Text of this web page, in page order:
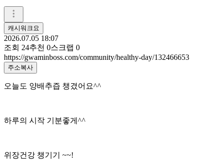
캐시워크요
2026.07.05 18:07
조회 24추천 0스크랩 0
https://gwaminboss.com/community/healthy-day/132466653
주소복사
오늘도 양배추즙 챙겼어요^^
하루의 시작 기분좋게^^
위장건강 챙기기 ~~!